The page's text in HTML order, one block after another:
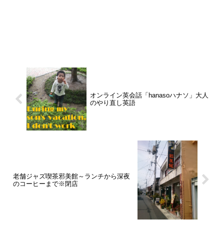
オンライン英会話「hanasoハナソ」大人
のやり直し英語
老舗ジャズ喫茶邪美館～ランチから深夜
のコーヒーまで※閉店